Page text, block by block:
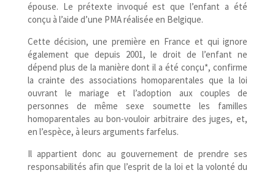
épouse. Le prétexte invoqué est que l’enfant a été
conçu à l’aide d’une PMA réalisée en Belgique.
Cette décision, une première en France et qui ignore
également que depuis 2001, le droit de l’enfant ne
dépend plus de la manière dont il a été conçu*, confirme
la crainte des associations homoparentales que la loi
ouvrant le mariage et l’adoption aux couples de
personnes de même sexe soumette les familles
homoparentales au bon-​vouloir arbitraire des juges, et,
en l’espèce, à leurs arguments farfelus.
Il appartient donc au gouvernement de prendre ses
responsabilités afin que l’esprit de la loi et la volonté du